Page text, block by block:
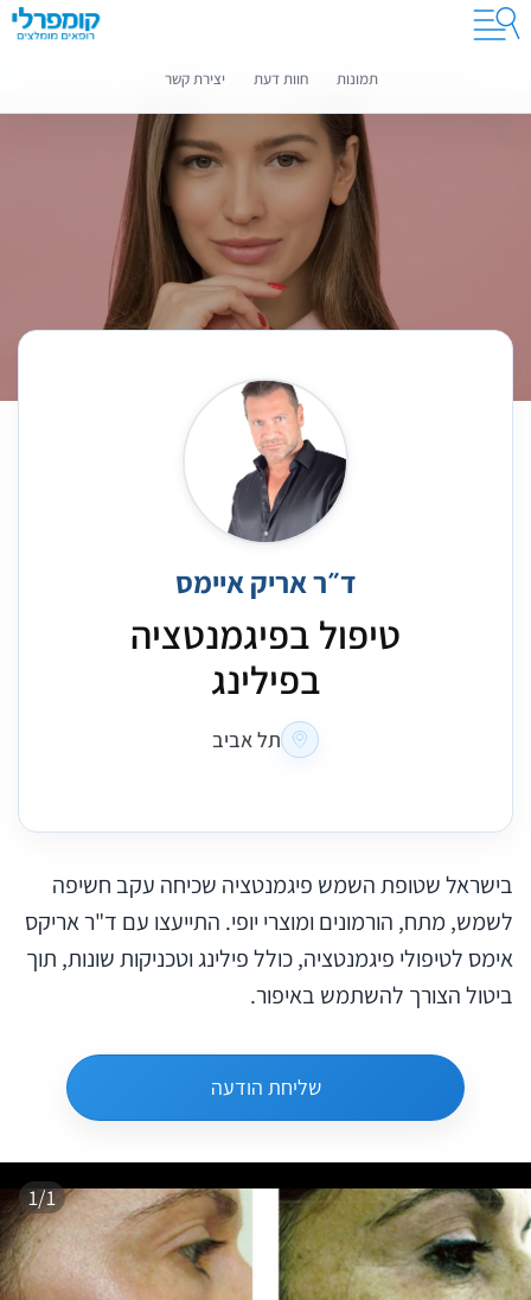
קומפרלי מסייעת לך לבחור רופאים מומלצים
תמונות חוות דעת יצירת קשר
ד״ר אריק איימס
טיפול בפיגמנטציה
בפילינג
תל אביב
בישראל שטופת השמש פיגמנטציה שכיחה עקב חשיפה
לשמש, מתח, הורמונים ומוצרי יופי. התייעצו עם ד"ר אריקס
אימס לטיפולי פיגמנטציה, כולל פילינג וטכניקות שונות, תוך
ביטול הצורך להשתמש באיפור.
שליחת הודעה
1/1